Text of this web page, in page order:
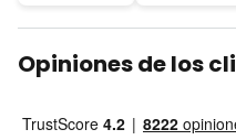
Opiniones de los